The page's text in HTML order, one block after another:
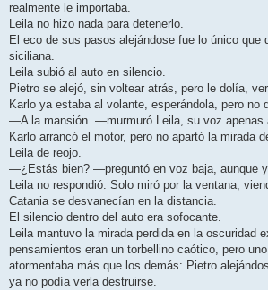
realmente le importaba.
Leila no hizo nada para detenerlo.
El eco de sus pasos alejándose fue lo único que
siciliana.
Leila subió al auto en silencio.
Pietro se alejó, sin voltear atrás, pero le dolía,
Karlo ya estaba al volante, esperándola, pero no
—A la mansión. —murmuró Leila, su voz apenas
Karlo arrancó el motor, pero no apartó la mirada
Leila de reojo.
—¿Estás bien? —preguntó en voz baja, aunque
Leila no respondió. Solo miró por la ventana,
Catania se desvanecían en la distancia.
El silencio dentro del auto era sofocante.
Leila mantuvo la mirada perdida en la oscuridad
pensamientos eran un torbellino caótico, pero
atormentaba más que los demás: Pietro
ya no podía verla destruirse.